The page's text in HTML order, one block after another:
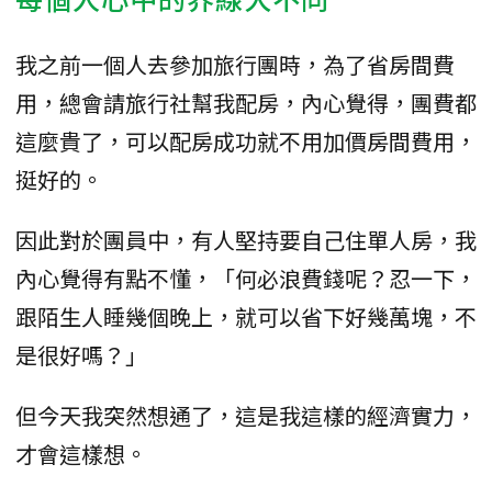
我之前一個人去參加旅行團時，為了省房間費
用，總會請旅行社幫我配房，內心覺得，團費都
這麼貴了，可以配房成功就不用加價房間費用，
挺好的。
因此對於團員中，有人堅持要自己住單人房，我
內心覺得有點不懂，「何必浪費錢呢？忍一下，
跟陌生人睡幾個晚上，就可以省下好幾萬塊，不
是很好嗎？」
但今天我突然想通了，這是我這樣的經濟實力，
才會這樣想。